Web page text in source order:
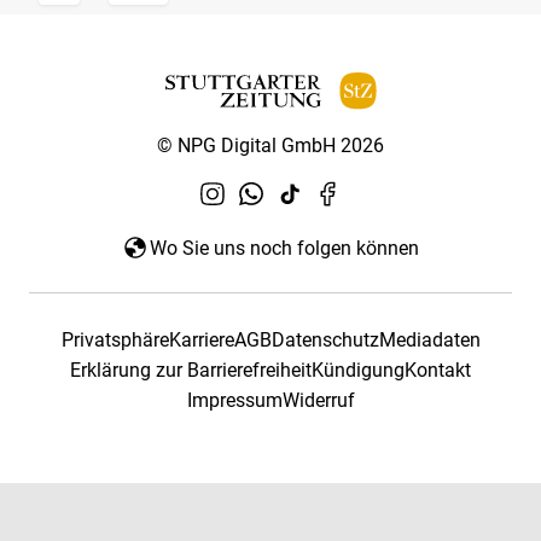
© NPG Digital GmbH 2026
Wo Sie uns noch folgen können
PrivatsphäreKarriereAGBDatenschutzMediadaten
Erklärung zur BarrierefreiheitKündigungKontakt
ImpressumWiderruf